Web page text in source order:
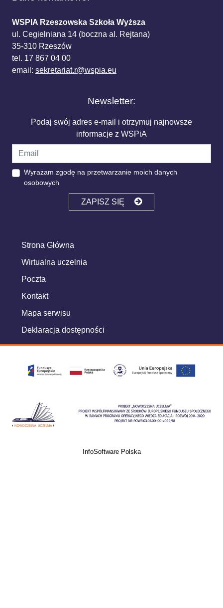
WSPIA Rzeszowska Szkoła Wyższa
ul. Cegielniana 14 (boczna al. Rejtana)
35-310 Rzeszów
tel. 17 867 04 00
email: sekretariat.r@wspia.eu
Newsletter:
Podaj swój adres e-mail i otrzymuj najnowsze
informacje z WSPiA
Wyrażam zgodę na przetwarzanie moich danych
osobowych
ZAPISZ SIĘ
Strona Główna
Wirtualna uczelnia
Poczta
Kontakt
Mapa serwisu
Deklaracja dostępności
InfoSoftware Polska